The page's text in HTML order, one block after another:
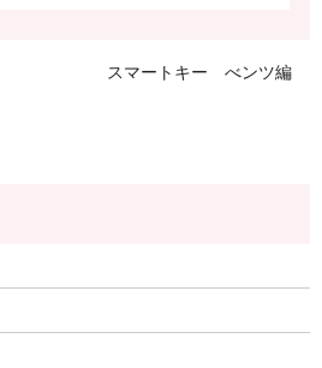
スマートキー べンツ編